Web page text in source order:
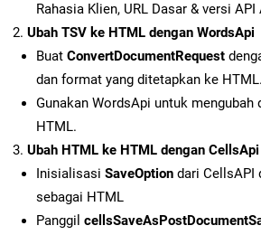
Rahasia Klien, URL Dasar & versi API
Ubah TSV ke HTML dengan WordsApi
Buat ConvertDocumentRequest
dan format yang ditetapkan ke HTML.
Gunakan WordsApi untuk mengubah
HTML.
Ubah HTML ke HTML dengan CellsApi
Inisialisasi SaveOption dari CellsAPI
sebagai HTML
Panggil